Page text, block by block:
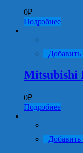
0₽
Подробнее
Добавить
Mitsubishi
0₽
Подробнее
Добавить